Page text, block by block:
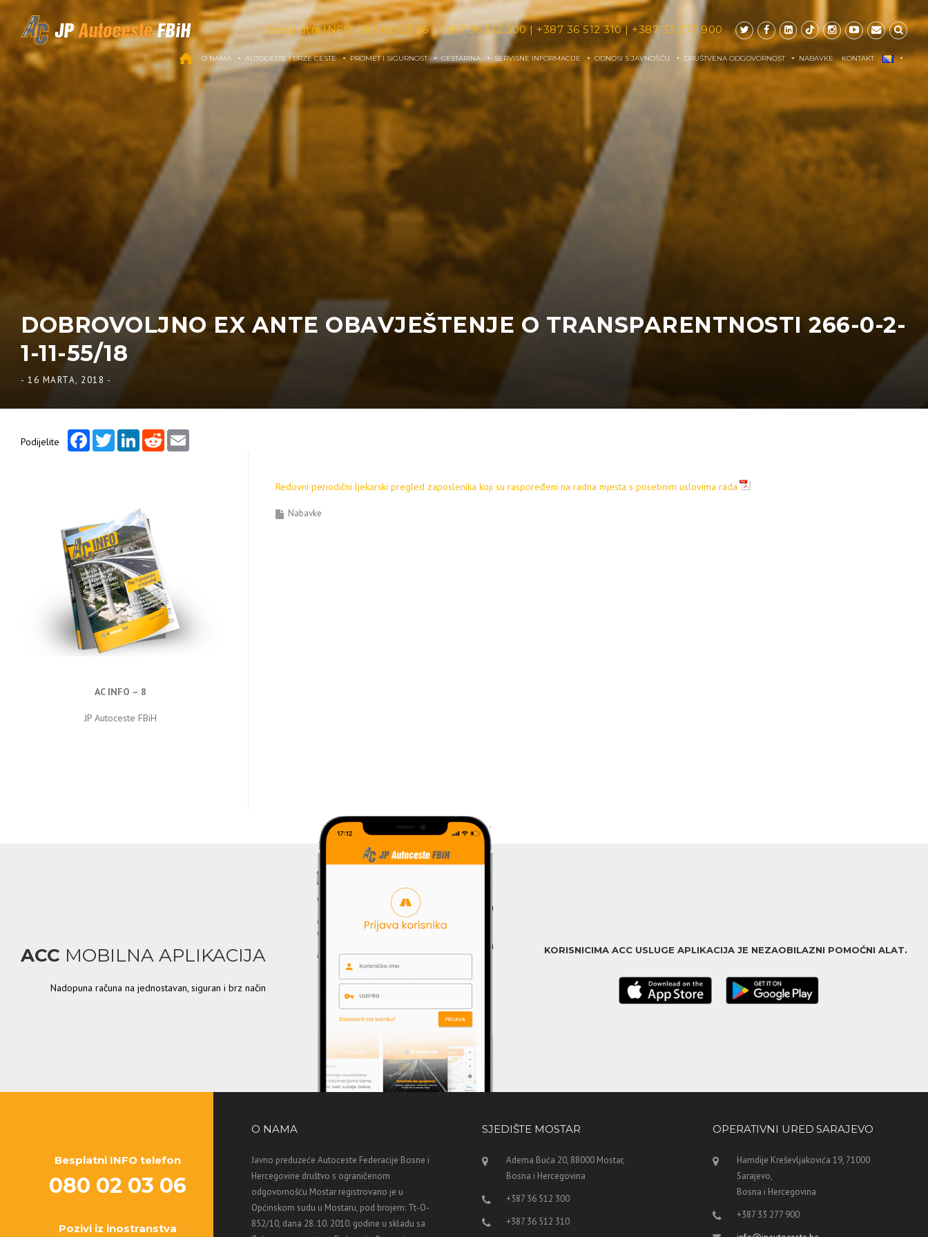
Skip to content
Besplatni INFO080 02 03 06|+387 36 512 300| +387 36 512 310|+387 33 277 900
O NAMA AUTOCESTE I BRZE CESTE PROMET I SIGURNOST CESTARINA SERVISNE INFORMACIJE ODNOSI S JAVNOŠĆU DRUŠTVENA ODGOVORNOST NABAVKE KONTAKT
DOBROVOLJNO EX ANTE OBAVJEŠTENJE O TRANSPARENTNOSTI 266-0-2-
1-11-55/18
- 16 MARTA, 2018 -
Podijelite
FacebookTwitterLinkedInReddit
Redovni periodični ljekarski pregled zaposlenika koji su raspoređeni na radna mjesta s posebnim uslovima rada
Nabavke
AC INFO – 8
JP Autoceste FBiH
ACC MOBILNA APLIKACIJA
Nadopuna računa na jednostavan, siguran i brz način
KORISNICIMA ACC USLUGE APLIKACIJA JE NEZAOBILAZNI POMOĆNI ALAT.
Besplatni INFO telefon
080 02 03 06
Pozivi iz inostranstva
O NAMA
Javno preduzeće Autoceste Federacije Bosne i
Hercegovine društvo s ograničenom
odgovornošću Mostar registrovano je u
Općinskom sudu u Mostaru, pod brojem: Tt-O-
852/10, dana 28. 10. 2010. godine u skladu sa
SJEDIŠTE MOSTAR
Adema Buća 20, 88000 Mostar,
Bosna i Hercegovina
+387 36 512 300
+387 36 512 310
OPERATIVNI URED SARAJEVO
Hamdije Kreševljakovića 19, 71000
Sarajevo,
Bosna i Hercegovina
+387 33 277 900